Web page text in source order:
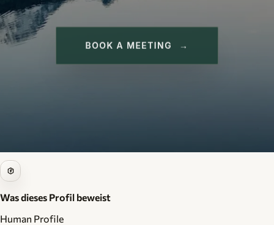
Was dieses Profil beweist
Human Profile